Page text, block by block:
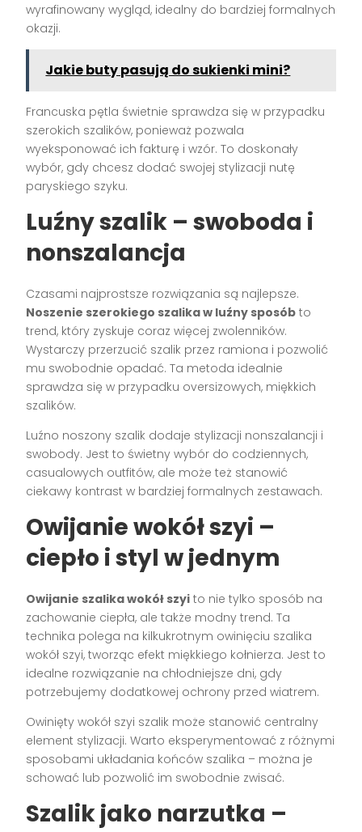
wyrafinowany wygląd, idealny do bardziej formalnych
okazji.
Jakie buty pasują do sukienki mini?
Francuska pętla świetnie sprawdza się w przypadku
szerokich szalików, ponieważ pozwala
wyeksponować ich fakturę i wzór. To doskonały
wybór, gdy chcesz dodać swojej stylizacji nutę
paryskiego szyku.
Luźny szalik – swoboda i
nonszalancja
Czasami najprostsze rozwiązania są najlepsze.
Noszenie szerokiego szalika w luźny sposób to
trend, który zyskuje coraz więcej zwolenników.
Wystarczy przerzucić szalik przez ramiona i pozwolić
mu swobodnie opadać. Ta metoda idealnie
sprawdza się w przypadku oversizowych, miękkich
szalików.
Luźno noszony szalik dodaje stylizacji nonszalancji i
swobody. Jest to świetny wybór do codziennych,
casualowych outfitów, ale może też stanowić
ciekawy kontrast w bardziej formalnych zestawach.
Owijanie wokół szyi –
ciepło i styl w jednym
Owijanie szalika wokół szyi to nie tylko sposób na
zachowanie ciepła, ale także modny trend. Ta
technika polega na kilkukrotnym owinięciu szalika
wokół szyi, tworząc efekt miękkiego kołnierza. Jest to
idealne rozwiązanie na chłodniejsze dni, gdy
potrzebujemy dodatkowej ochrony przed wiatrem.
Owinięty wokół szyi szalik może stanowić centralny
element stylizacji. Warto eksperymentować z różnymi
sposobami układania końców szalika – można je
schować lub pozwolić im swobodnie zwisać.
Szalik jako narzutka –